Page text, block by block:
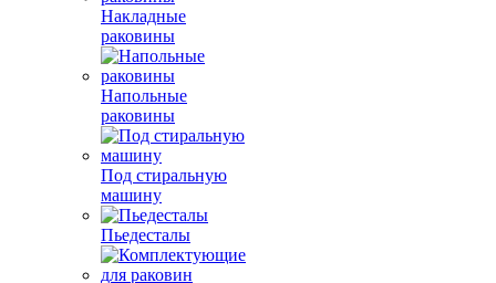
Накладные
раковины
Напольные
раковины
Под стиральную
машину
Пьедесталы